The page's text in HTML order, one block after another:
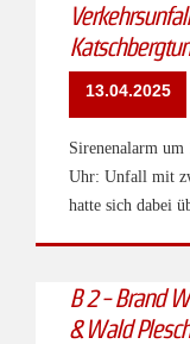
Verkehrsunfall
13.04.2025
Sirenenalarm um
Uhr: Unfall mit
hatte sich dabei
B 2 - Brand
& Wald